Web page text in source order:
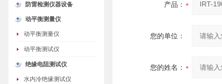
防雷检测仪器设备
动平衡测量仪
动平衡测量仪
动平衡测试仪
绝缘电阻测试仪
水内冷绝缘测试仪
产品：
您的单位：
您的姓名：